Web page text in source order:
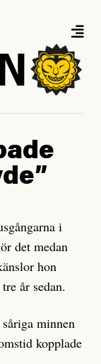
i
det medan
hon
år sedan.
minnen
kopplade